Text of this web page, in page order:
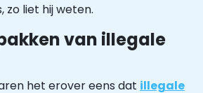
zo liet hij weten.
van illegale
het erover eens dat illegale